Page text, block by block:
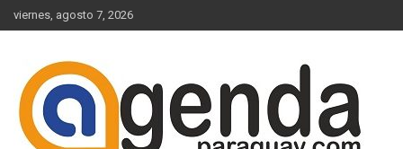
Saltar
al
viernes, agosto 7, 2026